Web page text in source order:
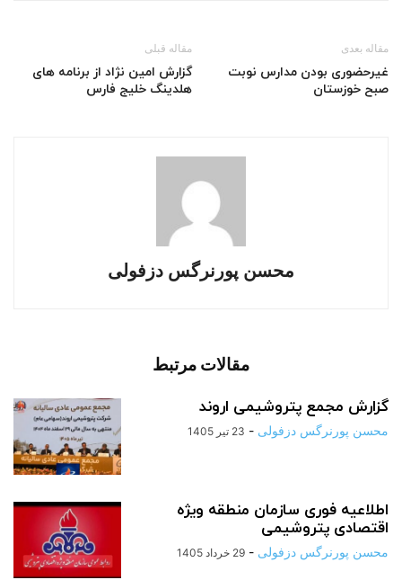
مقاله قبلی
گزارش امین نژاد از برنامه های
هلدینگ خلیج فارس
مقاله بعدی
غیرحضوری بودن مدارس نوبت
صبح خوزستان
محسن پورنرگس دزفولی
مقالات مرتبط
گزارش مجمع پتروشیمی اروند
محسن پورنرگس دزفولی - 23 تیر 1405
اطلاعیه فوری سازمان منطقه ویژه
اقتصادی پتروشیمی
محسن پورنرگس دزفولی - 29 خرداد 1405